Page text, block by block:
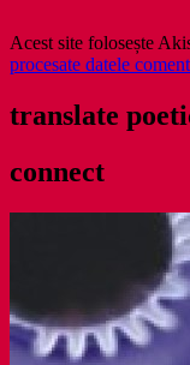
Acest site folosește
procesate datele
translate
connect